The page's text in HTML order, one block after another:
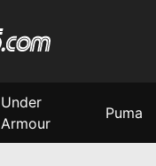
Under
Armour
Puma